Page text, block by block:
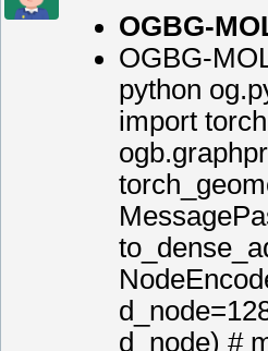
OGBG-
OGBG-
python
import
d_node) #